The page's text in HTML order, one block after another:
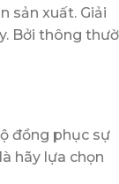
sản xuất. Giải
Bởi thông
đồng phục sự
hãy lựa chọn